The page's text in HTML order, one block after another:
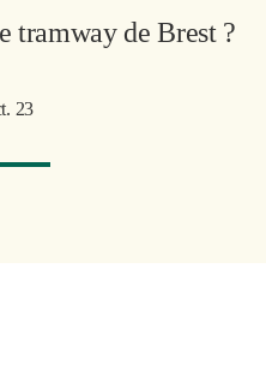
tramway de Brest ?
23